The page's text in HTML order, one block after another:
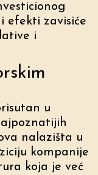
efekti zavisiće
i
u
nalazišta u
kompanije
koja je već